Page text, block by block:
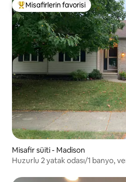
Misafirlerin favorilerinden en
Misafirlerin favorisi
Misafir süiti - Madison
Huzurlu 2 yatak odası/1 banyo,